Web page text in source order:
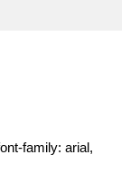
family: arial,